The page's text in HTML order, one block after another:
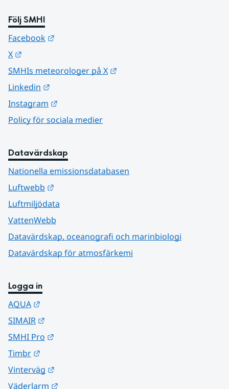
Följ SMHI
Facebook
X
SMHIs meteorologer på X
Linkedin
Instagram
Policy för sociala medier
Datavärdskap
Nationella emissionsdatabasen
Luftwebb
Luftmiljödata
VattenWebb
Datavärdskap, oceanografi och marinbiologi
Datavärdskap för atmosfärkemi
Logga in
AQUA
SIMAIR
SMHI Pro
Timbr
Vinterväg
Väderlarm